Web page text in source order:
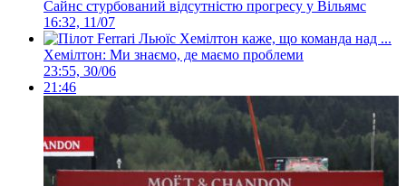
Сайнс стурбований відсутністю прогресу у Вільямс
16:32, 11/07
Хемілтон: Ми знаємо, де маємо проблеми
23:55, 30/06
21:46